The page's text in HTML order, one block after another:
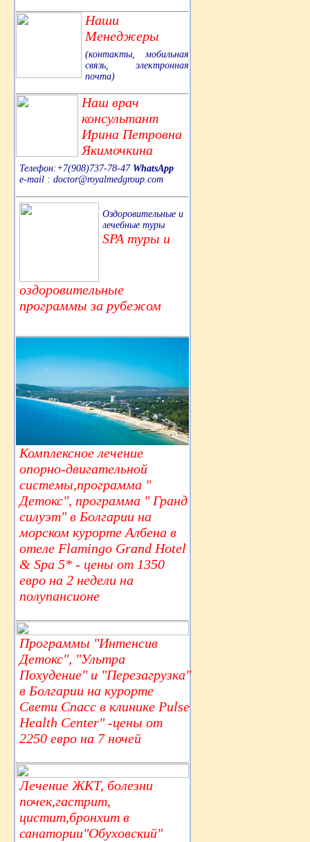
Наши
Менеджеры
(контакты, мобильная
связь, электронная
почта)
Наш врач
консультант
Ирина Петровна
Якимочкина
Телефон:+7(908)737-78-47 WhatsApp
e-mail : doctor@royalmedgroup.com
Оздоровительные и
лечебные туры
SPA туры и
оздоровительные
программы за рубежом
Комплексное лечение
опорно-двигательной
системы,программа "
Детокс", программа " Гранд
силуэт" в Болгарии на
морском курорте Албена в
отеле Flamingo Grand Hotel
& Spa 5* - цены от 1350
евро на 2 недели на
полупансионе
Программы "Интенсив
Детокс", "Ультра
Похудение" и "Перезагрузка"
в Болгарии на курорте
Свети Спасс в клинике Pulse
Health Center" -цены от
2250 евро на 7 ночей
Лечение ЖКТ, болезни
почек,гастрит,
цистит,бронхит в
санатории"Обуховский"